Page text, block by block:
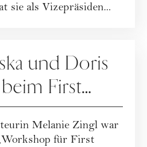
sie als Vizepräsiden...
und Doris
First
Melanie Zingl war
für First